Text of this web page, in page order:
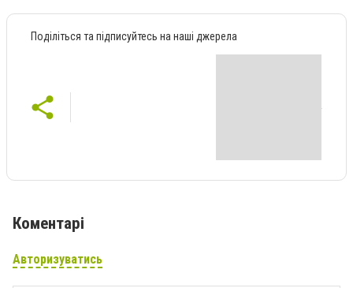
Поділіться та підписуйтесь на наші джерела
Коментарі
Авторизуватись